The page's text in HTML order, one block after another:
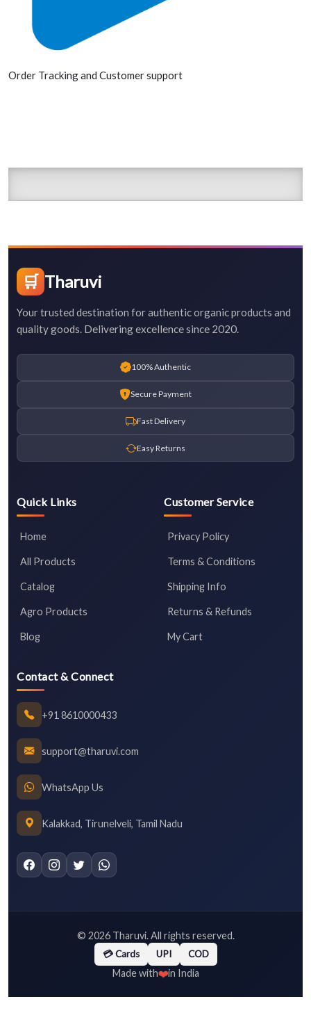
Order Tracking and Customer support
🛒 Tharuvi
Your trusted destination for authentic organic products and
quality goods. Delivering excellence since 2020.
100% Authentic
Secure Payment
Fast Delivery
Easy Returns
Quick Links
Home
All Products
Catalog
Agro Products
Blog
Customer Service
Privacy Policy
Terms & Conditions
Shipping Info
Returns & Refunds
My Cart
Contact & Connect
+91 8610000433
support@tharuvi.com
WhatsApp Us
Kalakkad, Tirunelveli, Tamil Nadu
© 2026Tharuvi. All rights reserved.
💳 Cards UPI COD
Made with❤️in India